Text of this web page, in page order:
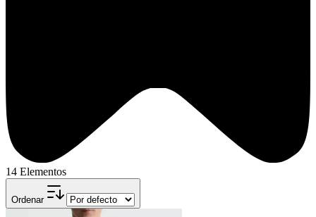
14 Elementos
Ordenar